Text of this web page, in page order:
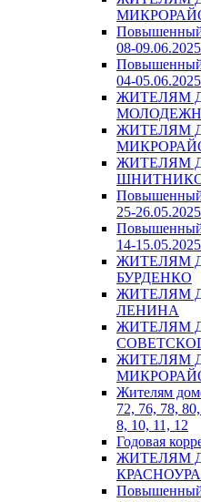
Повышенный
08-09.06.2025
Повышенный
04-05.06.2025
ЖИТЕЛЯМ
ЖИТЕЛЯМ
ЖИТЕЛЯМ
Повышенный
25-26.05.2025
Повышенный
14-15.05.2025
ЖИТЕЛЯМ
БУРДЕНКО
ЖИТЕЛЯМ
ЛЕНИНА
ЖИТЕЛЯМ
ЖИТЕЛЯМ
Жителям
72, 76, 78,
8, 10, 11, 12
Годовая
ЖИТЕЛЯМ
Повышенный